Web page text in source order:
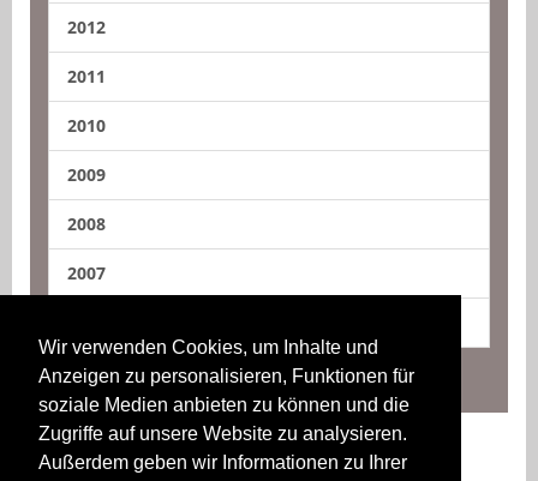
Wir verwenden Cookies, um Inhalte und
Anzeigen zu personalisieren, Funktionen für
soziale Medien anbieten zu können und die
Zugriffe auf unsere Website zu analysieren.
Außerdem geben wir Informationen zu Ihrer
2012
2011
2010
2009
2008
2007